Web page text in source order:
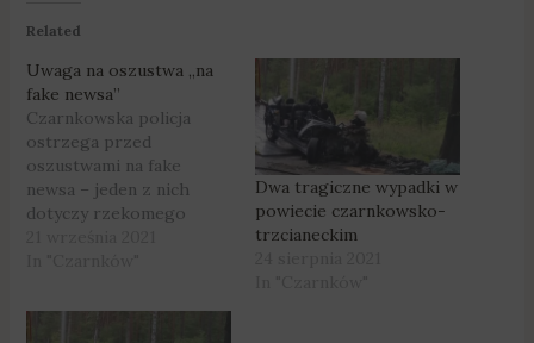
Related
Uwaga na oszustwa „na
fake newsa”
Czarnkowska policja
ostrzega przed
oszustwami na fake
newsa – jeden z nich
dotyczy rzekomego
wiadomości sugeruje, że
Dwa tragiczne wypadki w
powiecie czarnkowsko-
trzcianeckim